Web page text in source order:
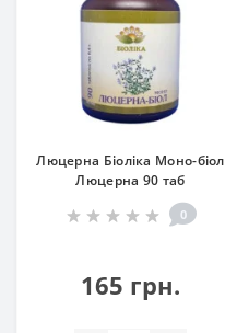
Люцерна Біоліка Моно-біол
Люцерна 90 таб
0
165 грн.